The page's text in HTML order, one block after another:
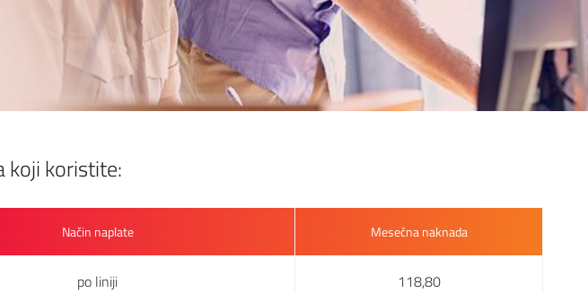
koji koristite:
Način naplate Mesečna naknada
po liniji 118,80